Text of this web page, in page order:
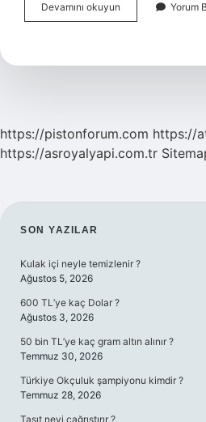
Devamını okuyun Mıhlama
Deyince
Ne
Yorum
https://pistonforum.com https://
https://asroyalyapi.com.tr
SIDEBAR
SON YAZILAR
Kulak içi neyle temizlenir ?
Ağustos 5, 2026
600 TL’ye kaç Dolar ?
Ağustos 3, 2026
50 bin TL’ye kaç gram altın alınır ?
Temmuz 30, 2026
Türkiye Okçuluk şampiyonu kimdir ?
Temmuz 28, 2026
Taşıt neyi çağrıştırır ?